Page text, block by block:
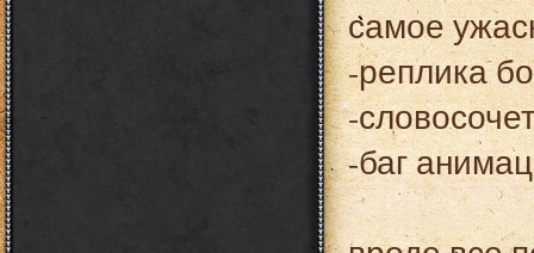
самое
-реплика
-
-баг